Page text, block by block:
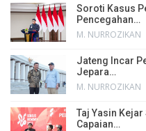
Soroti Kasus
Pencegahan…
M. NURROZIKAN
Jateng Incar
Jepara…
M. NURROZIKAN
Taj Yasin
Capaian…